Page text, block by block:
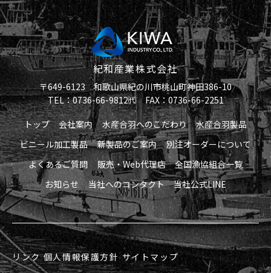
紀和産業株式会社
〒649-6123 和歌山県紀の川市桃山町神田386-10
TEL：0736-66-9812㈹ FAX：0736-66-2251
トップ
会社案内 水産合羽へのこだわり
水産合羽製品
ビニール加工製品
新製品のご案内
別注オーダーについて
よくあるご質問
販売・Web代理店
全国漁協組合一覧
お知らせ
当社へのコンタクト 当社公式LINE
リンク 個人情報保護方針 サイトマップ